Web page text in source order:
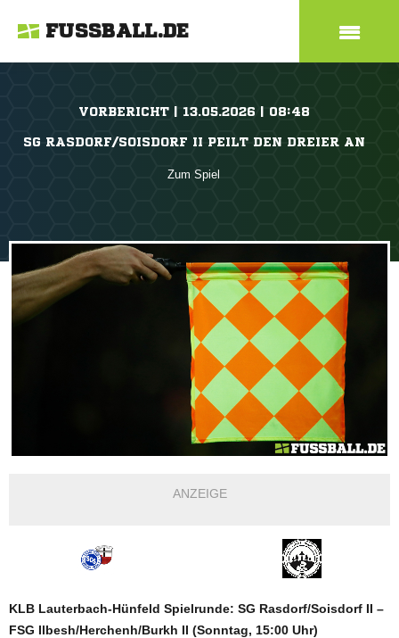
FUSSBALL.DE
VORBERICHT | 13.05.2026 | 08:48
SG RASDORF/SOISDORF II PEILT DEN DREIER AN
Zum Spiel
ANZEIGE
KLB Lauterbach-Hünfeld Spielrunde: SG Rasdorf/Soisdorf II –
FSG Ilbesh/Herchenh/Burkh II (Sonntag, 15:00 Uhr)